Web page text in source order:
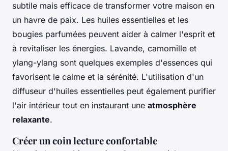
subtile mais efficace de transformer votre maison en
un havre de paix. Les huiles essentielles et les
bougies parfumées peuvent aider à calmer l'esprit et
à revitaliser les énergies. Lavande, camomille et
ylang-ylang sont quelques exemples d'essences qui
favorisent le calme et la sérénité. L'utilisation d'un
diffuseur d'huiles essentielles peut également purifier
l'air intérieur tout en instaurant une atmosphère
relaxante.
Créer un coin lecture confortable